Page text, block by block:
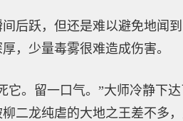
后跃，但还是难以避免地闻
，少量毒雾很难造成伤害。
它。留一口气。”大师冷静下
二龙纯虐的大地之王差不多